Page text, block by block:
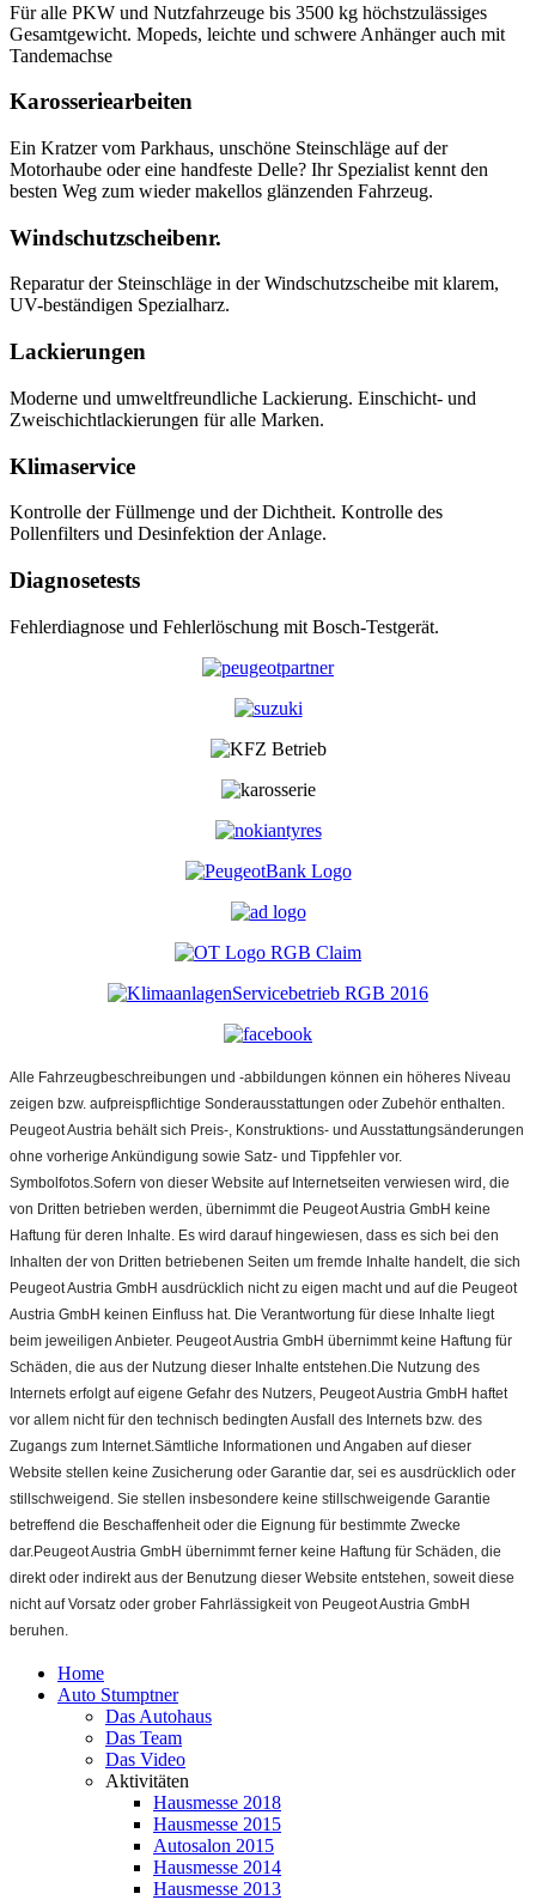
Für alle PKW und Nutzfahrzeuge bis 3500 kg höchstzulässiges
Gesamtgewicht. Mopeds, leichte und schwere Anhänger auch mit
Tandemachse
Karosseriearbeiten
Ein Kratzer vom Parkhaus, unschöne Steinschläge auf der
Motorhaube oder eine handfeste Delle? Ihr Spezialist kennt den
besten Weg zum wieder makellos glänzenden Fahrzeug.
Windschutzscheibenr.
Reparatur der Steinschläge in der Windschutzscheibe mit klarem,
UV-beständigen Spezialharz.
Lackierungen
Moderne und umweltfreundliche Lackierung. Einschicht- und
Zweischichtlackierungen für alle Marken.
Klimaservice
Kontrolle der Füllmenge und der Dichtheit. Kontrolle des
Pollenfilters und Desinfektion der Anlage.
Diagnosetests
Fehlerdiagnose und Fehlerlöschung mit Bosch-Testgerät.
Alle Fahrzeugbeschreibungen und -abbildungen können ein höheres Niveau
zeigen bzw. aufpreispflichtige Sonderausstattungen oder Zubehör enthalten.
Peugeot Austria behält sich Preis-, Konstruktions- und Ausstattungsänderungen
ohne vorherige Ankündigung sowie Satz- und Tippfehler vor.
Symbolfotos.Sofern von dieser Website auf Internetseiten verwiesen wird, die
von Dritten betrieben werden, übernimmt die Peugeot Austria GmbH keine
Haftung für deren Inhalte. Es wird darauf hingewiesen, dass es sich bei den
Inhalten der von Dritten betriebenen Seiten um fremde Inhalte handelt, die sich
Peugeot Austria GmbH ausdrücklich nicht zu eigen macht und auf die Peugeot
Austria GmbH keinen Einfluss hat. Die Verantwortung für diese Inhalte liegt
beim jeweiligen Anbieter. Peugeot Austria GmbH übernimmt keine Haftung für
Schäden, die aus der Nutzung dieser Inhalte entstehen.Die Nutzung des
Internets erfolgt auf eigene Gefahr des Nutzers, Peugeot Austria GmbH haftet
vor allem nicht für den technisch bedingten Ausfall des Internets bzw. des
Zugangs zum Internet.Sämtliche Informationen und Angaben auf dieser
Website stellen keine Zusicherung oder Garantie dar, sei es ausdrücklich oder
stillschweigend. Sie stellen insbesondere keine stillschweigende Garantie
betreffend die Beschaffenheit oder die Eignung für bestimmte Zwecke
dar.Peugeot Austria GmbH übernimmt ferner keine Haftung für Schäden, die
direkt oder indirekt aus der Benutzung dieser Website entstehen, soweit diese
nicht auf Vorsatz oder grober Fahrlässigkeit von Peugeot Austria GmbH
beruhen.
Home
Auto Stumptner
Das Autohaus
Das Team
Das Video
Aktivitäten
Hausmesse 2018
Hausmesse 2015
Autosalon 2015
Hausmesse 2014
Hausmesse 2013